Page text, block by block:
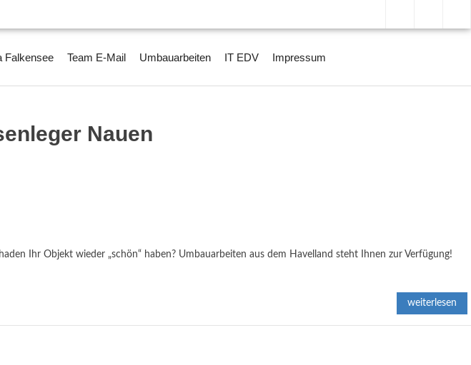
Falkensee Team E-Mail Umbauarbeiten IT EDV Impressum
Nauen
Ihr Objekt wieder „schön“ haben? Umbauarbeiten aus dem Havelland steht Ihnen zur Verfügung!
weiterlesen